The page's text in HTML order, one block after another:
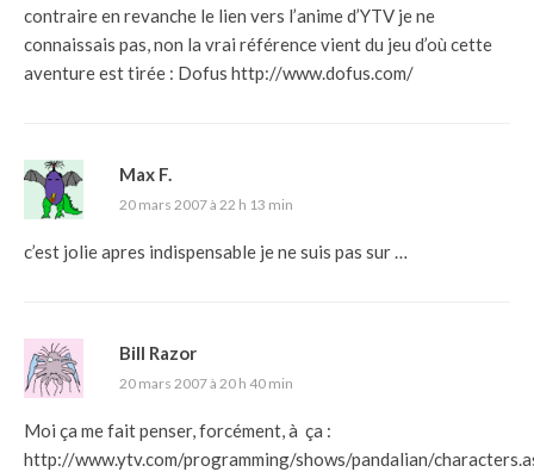
contraire en revanche le lien vers l’anime d’YTV je ne
connaissais pas, non la vrai référence vient du jeu d’où cette
aventure est tirée : Dofus http://www.dofus.com/
Max F.
20 mars 2007 à 22 h 13 min
c’est jolie apres indispensable je ne suis pas sur …
Bill Razor
20 mars 2007 à 20 h 40 min
Moi ça me fait penser, forcément, à ça :
http://www.ytv.com/programming/shows/pandalian/